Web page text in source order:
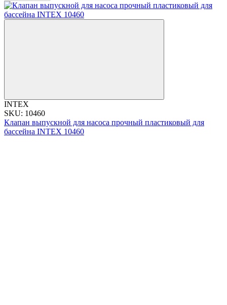
INTEX
SKU: 10460
Клапан выпускной для насоса прочный пластиковый для
бассейна INTEX 10460